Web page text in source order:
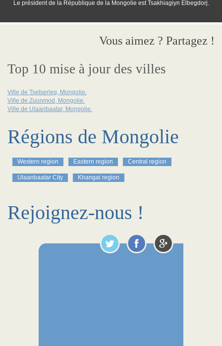
Le président de la République de la Mongolie est Tsakhiagiyn Elbegdorj.
Vous aimez ? Partagez !
Top 10 mise à jour des villes
Ville de Tsetserleg, Mongolie.
Ville de Zuunmod, Mongolie.
Ville de Ulaanbaatar, Mongolie.
Régions de Mongolie
Western region Eastern region Central region
Ulaanbaatar City Khangai region
Rejoignez-nous !